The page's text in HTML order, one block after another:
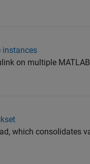
instances
on multiple
which consolidates